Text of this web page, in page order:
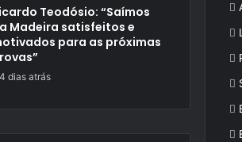
Teodósio: “Saímos
Madeira satisfeitos e
para as próximas
4 dias atrás